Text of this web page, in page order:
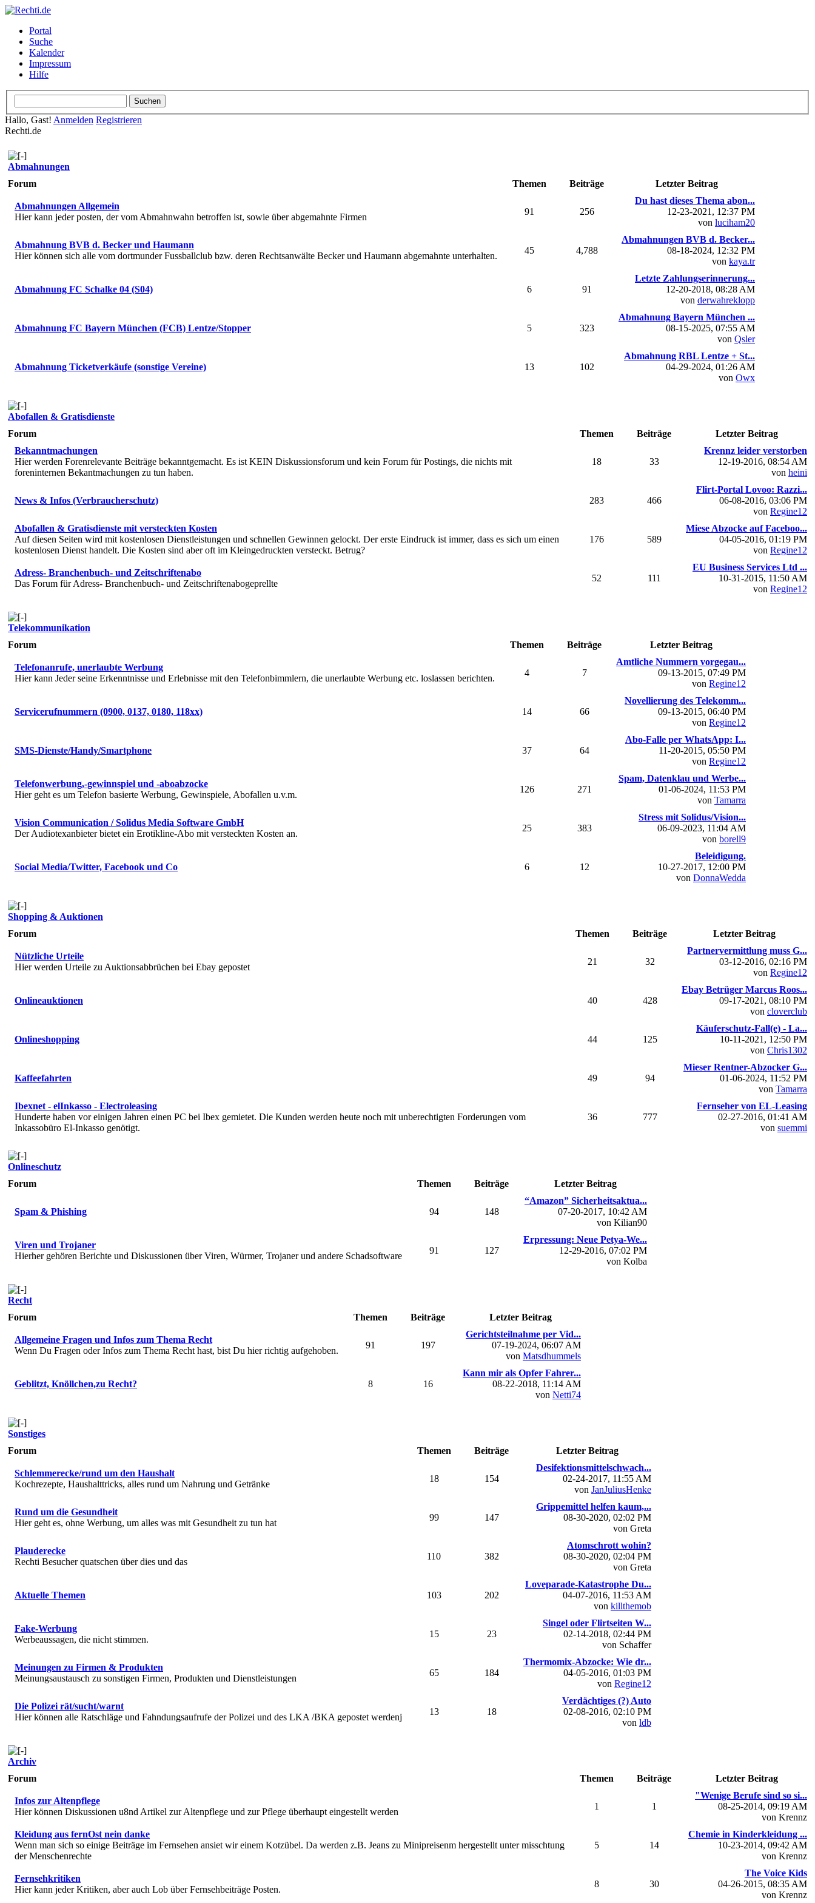
Portal
Suche
Kalender
Impressum
Hilfe
Hallo, Gast! Anmelden Registrieren
Rechti.de
Abmahnungen
Forum
Themen Beiträge Letzter Beitrag
Abmahnungen Allgemein
Hier kann jeder posten, der vom Abmahnwahn betroffen ist, sowie über abgemahnte Firmen
91 256
Du hast dieses Thema abon...
12-23-2021, 12:37 PM
von luciham20
Abmahnung BVB d. Becker und Haumann
Hier können sich alle vom dortmunder Fussballclub bzw. deren Rechtsanwälte Becker und Haumann abgemahnte unterhalten.
45 4,788
Abmahnungen BVB d. Becker...
08-18-2024, 12:32 PM
von kaya.tr
Abmahnung FC Schalke 04 (S04) 6 91
Letzte Zahlungserinnerung...
12-20-2018, 08:28 AM
von derwahreklopp
Abmahnung FC Bayern München (FCB) Lentze/Stopper 5 323
Abmahnung Bayern München ...
08-15-2025, 07:55 AM
von Qsler
Abmahnung Ticketverkäufe (sonstige Vereine) 13 102
Abmahnung RBL Lentze + St...
04-29-2024, 01:26 AM
von Owx
Abofallen & Gratisdienste
Forum
Themen Beiträge
Letzter Beitrag
Bekanntmachungen
Hier werden Forenrelevante Beiträge bekanntgemacht. Es ist KEIN Diskussionsforum und kein Forum für Postings, die nichts mit
foreninternen Bekantmachungen zu tun haben.
18 33
Krennz leider verstorben
12-19-2016, 08:54 AM
von heini
News & Infos (Verbraucherschutz) 283 466
Flirt-Portal Lovoo: Razzi...
06-08-2016, 03:06 PM
von Regine12
Abofallen & Gratisdienste mit versteckten Kosten
Auf diesen Seiten wird mit kostenlosen Dienstleistungen und schnellen Gewinnen gelockt. Der erste Eindruck ist immer, dass es sich um einen
kostenlosen Dienst handelt. Die Kosten sind aber oft im Kleingedruckten versteckt. Betrug?
176 589
Miese Abzocke auf Faceboo...
04-05-2016, 01:19 PM
von Regine12
Adress- Branchenbuch- und Zeitschriftenabo
Das Forum für Adress- Branchenbuch- und Zeitschriftenabogeprellte
52 111
EU Business Services Ltd ...
10-31-2015, 11:50 AM
von Regine12
Telekommunikation
Forum
Themen Beiträge Letzter Beitrag
Telefonanrufe, unerlaubte Werbung
Hier kann Jeder seine Erkenntnisse und Erlebnisse mit den Telefonbimmlern, die unerlaubte Werbung etc. loslassen berichten.
4 7
Amtliche Nummern vorgegau...
09-13-2015, 07:49 PM
von Regine12
Servicerufnummern (0900, 0137, 0180, 118xx) 14 66
Novellierung des Telekomm...
09-13-2015, 06:40 PM
von Regine12
SMS-Dienste/Handy/Smartphone 37 64
Abo-Falle per WhatsApp: I...
11-20-2015, 05:50 PM
von Regine12
Telefonwerbung,-gewinnspiel und -aboabzocke
Hier geht es um Telefon basierte Werbung, Gewinspiele, Abofallen u.v.m.
126 271
Spam, Datenklau und Werbe...
01-06-2024, 11:53 PM
von Tamarra
Vision Communication / Solidus Media Software GmbH
Der Audiotexanbieter bietet ein Erotikline-Abo mit versteckten Kosten an.
25 383
Stress mit Solidus/Vision...
06-09-2023, 11:04 AM
von borell9
Social Media/Twitter, Facebook und Co 6 12
Beleidigung.
10-27-2017, 12:00 PM
von DonnaWedda
Shopping & Auktionen
Forum
Themen Beiträge Letzter Beitrag
Nützliche Urteile
Hier werden Urteile zu Auktionsabbrüchen bei Ebay gepostet
21 32
Partnervermittlung muss G...
03-12-2016, 02:16 PM
von Regine12
Onlineauktionen 40 428
Ebay Betrüger Marcus Roos...
09-17-2021, 08:10 PM
von cloverclub
Onlineshopping 44 125
Käuferschutz-Fall(e) - La...
10-11-2021, 12:50 PM
von Chris1302
Kaffeefahrten 49 94
Mieser Rentner-Abzocker G...
01-06-2024, 11:52 PM
von Tamarra
Ibexnet - elInkasso - Electroleasing
Hunderte haben vor einigen Jahren einen PC bei Ibex gemietet. Die Kunden werden heute noch mit unberechtigten Forderungen vom
Inkassobüro El-Inkasso genötigt.
36 777
Fernseher von EL-Leasing
02-27-2016, 01:41 AM
von suemmi
Onlineschutz
Forum
Themen Beiträge Letzter Beitrag
Spam & Phishing 94 148
“Amazon” Sicherheitsaktua...
07-20-2017, 10:42 AM
von Kilian90
Viren und Trojaner
Hierher gehören Berichte und Diskussionen über Viren, Würmer, Trojaner und andere Schadsoftware
91 127
Erpressung: Neue Petya-We...
12-29-2016, 07:02 PM
von Kolba
Recht
Forum
Themen Beiträge Letzter Beitrag
Allgemeine Fragen und Infos zum Thema Recht
Wenn Du Fragen oder Infos zum Thema Recht hast, bist Du hier richtig aufgehoben.
91 197
Gerichtsteilnahme per Vid...
07-19-2024, 06:07 AM
von Matsdhummels
Geblitzt, Knöllchen,zu Recht? 8 16
Kann mir als Opfer Fahrer...
08-22-2018, 11:14 AM
von Netti74
Sonstiges
Forum
Themen Beiträge Letzter Beitrag
Schlemmerecke/rund um den Haushalt
Kochrezepte, Haushalttricks, alles rund um Nahrung und Getränke
18 154
Desifektionsmittelschwach...
02-24-2017, 11:55 AM
von JanJuliusHenke
Rund um die Gesundheit
Hier geht es, ohne Werbung, um alles was mit Gesundheit zu tun hat
99 147
Grippemittel helfen kaum,...
08-30-2020, 02:02 PM
von Greta
Plauderecke
Rechti Besucher quatschen über dies und das
110 382
Atomschrott wohin?
08-30-2020, 02:04 PM
von Greta
Aktuelle Themen 103 202
Loveparade-Katastrophe Du...
04-07-2016, 11:53 AM
von killthemob
Fake-Werbung
Werbeaussagen, die nicht stimmen.
15 23
Singel oder Flirtseiten W...
02-14-2018, 02:44 PM
von Schaffer
Meinungen zu Firmen & Produkten
Meinungsaustausch zu sonstigen Firmen, Produkten und Dienstleistungen
65 184
Thermomix-Abzocke: Wie dr...
04-05-2016, 01:03 PM
von Regine12
Die Polizei rät/sucht/warnt
Hier können alle Ratschläge und Fahndungsaufrufe der Polizei und des LKA /BKA gepostet werdenj
13 18
Verdächtiges (?) Auto
02-08-2016, 02:10 PM
von ldb
Archiv
Forum
Themen Beiträge Letzter Beitrag
Infos zur Altenpflege
Hier können Diskussionen u8nd Artikel zur Altenpflege und zur Pflege überhaupt eingestellt werden
1 1
"Wenige Berufe sind so si...
08-25-2014, 09:19 AM
von Krennz
Kleidung aus fernOst nein danke
Wenn man sich so einige Beiträge im Fernsehen ansiet wir einem Kotzübel. Da werden z.B. Jeans zu Minipreisenm hergestellt unter misschtung
der Menschenrechte
5 14
Chemie in Kinderkleidung ...
10-23-2014, 09:42 AM
von Krennz
Fernsehkritiken
Hier kann jeder Kritiken, aber auch Lob über Fernsehbeiträge Posten.
8 30
The Voice Kids
04-26-2015, 08:35 AM
von Krennz